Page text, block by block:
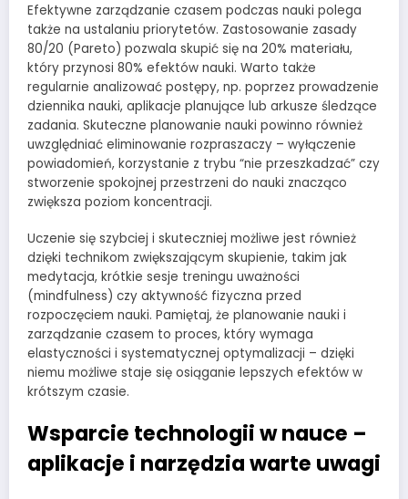
Efektywne zarządzanie czasem podczas nauki polega
także na ustalaniu priorytetów. Zastosowanie zasady
80/20 (Pareto) pozwala skupić się na 20% materiału,
który przynosi 80% efektów nauki. Warto także
regularnie analizować postępy, np. poprzez prowadzenie
dziennika nauki, aplikacje planujące lub arkusze śledzące
zadania. Skuteczne planowanie nauki powinno również
uwzględniać eliminowanie rozpraszaczy – wyłączenie
powiadomień, korzystanie z trybu “nie przeszkadzać” czy
stworzenie spokojnej przestrzeni do nauki znacząco
zwiększa poziom koncentracji.
Uczenie się szybciej i skuteczniej możliwe jest również
dzięki technikom zwiększającym skupienie, takim jak
medytacja, krótkie sesje treningu uważności
(mindfulness) czy aktywność fizyczna przed
rozpoczęciem nauki. Pamiętaj, że planowanie nauki i
zarządzanie czasem to proces, który wymaga
elastyczności i systematycznej optymalizacji – dzięki
niemu możliwe staje się osiąganie lepszych efektów w
krótszym czasie.
Wsparcie technologii w nauce –
aplikacje i narzędzia warte uwagi